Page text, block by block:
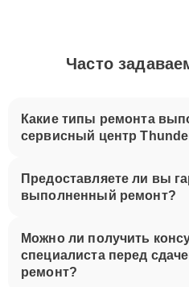
Часто
Какие типы ремонта
сервисный центр
Предоставляете ли вы
выполненный ремонт?
Можно ли получить
специалиста перед
ремонт?